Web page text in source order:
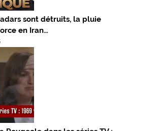
sont détruits, la pluie
en Iran…